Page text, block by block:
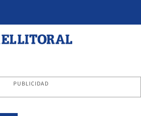
PUBLICIDAD